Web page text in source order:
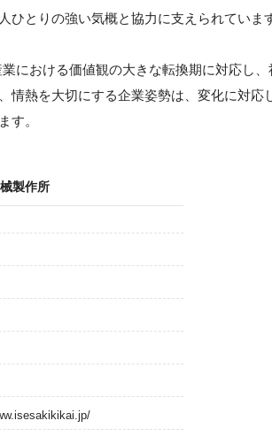
ひとりの強い気概と協力に支えられていま
における価値観の大きな転換期に対応し
情熱を大切にする企業姿勢は、変化に対
す。
製作所